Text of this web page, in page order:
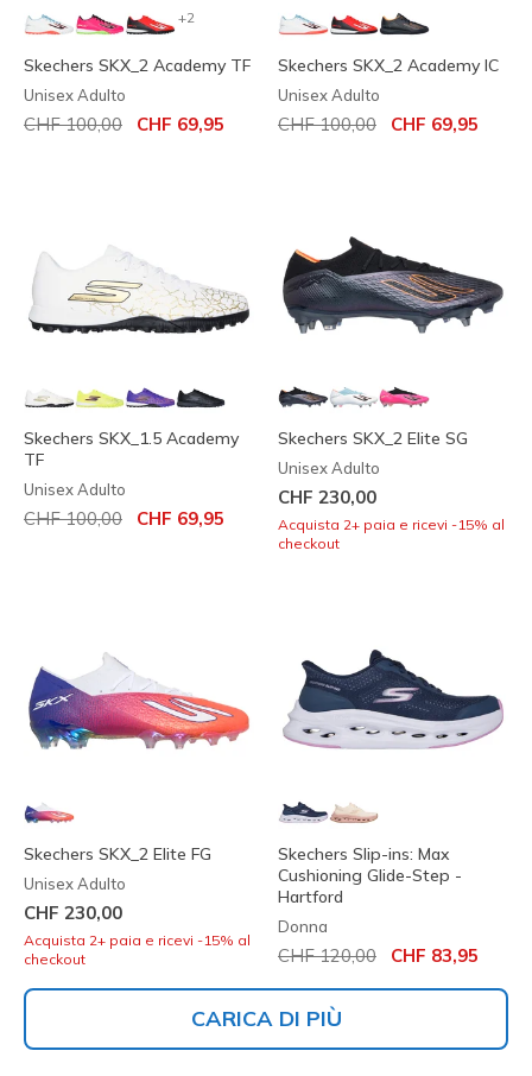
+2
Skechers SKX_2 Academy TF
Unisex Adulto
Prezzo ridotto da
CHF 100,00 per
CHF 69,95
Skechers SKX_2 Academy IC
Unisex Adulto
Prezzo ridotto da
CHF 100,00 per
CHF 69,95
Skechers SKX_1.5 Academy
TF
Unisex Adulto
Prezzo ridotto da
CHF 100,00 per
CHF 69,95
Skechers SKX_2 Elite SG
Unisex Adulto
CHF 230,00
Acquista 2+ paia e ricevi -15% al
checkout
Skechers SKX_2 Elite FG
Unisex Adulto
CHF 230,00
Acquista 2+ paia e ricevi -15% al
checkout
Skechers Slip-ins: Max
Cushioning Glide-Step -
Hartford
Donna
Prezzo ridotto da
CHF 120,00 per
CHF 83,95
CARICA DI PIÙ